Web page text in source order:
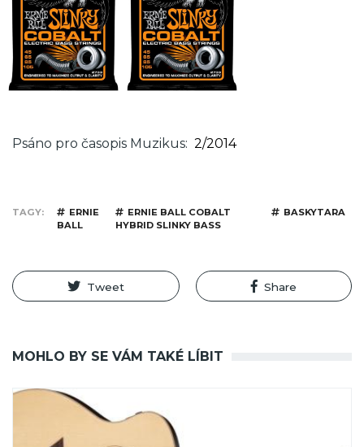
Psáno pro časopis Muzikus 2/2014
TAGY
ERNIE
BALL
ERNIE BALL COBALT
HYBRID SLINKY BASS
BASKYTARA
Tweet Share
MOHLO BY SE VÁM TAKÉ LÍBIT